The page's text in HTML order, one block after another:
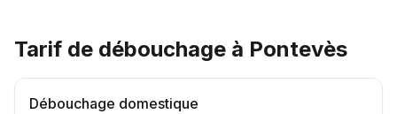
Tarif de débouchage à Pontevès
Débouchage domestique